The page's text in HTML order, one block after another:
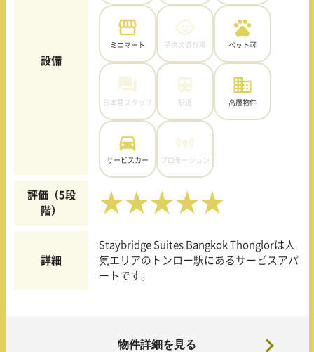
設備
ミニマート 子供の遊び場 ペット可
日本語スタッフ 駅近 高層物件
サービスカー プロモーション
評価（5段
階）
★★★★★
詳細
Staybridge Suites Bangkok Thonglorは人
気エリアのトンロー駅にあるサービスアパ
ートです。
物件詳細を見る